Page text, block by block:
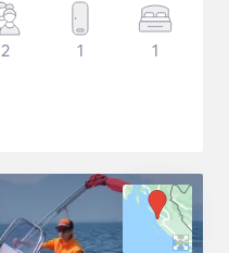
2 1 1